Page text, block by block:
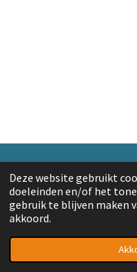
Deze website gebruikt
doeleinden en/of het
gebruik te blijven maken
akkoord.
© 2018 A. v/d Top
Powered byJouwWeb